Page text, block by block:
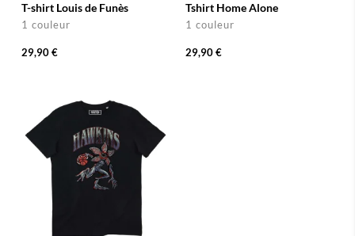
T-shirt Louis de Funès
1 couleur
29,90 €
Tshirt Home Alone
1 couleur
29,90 €